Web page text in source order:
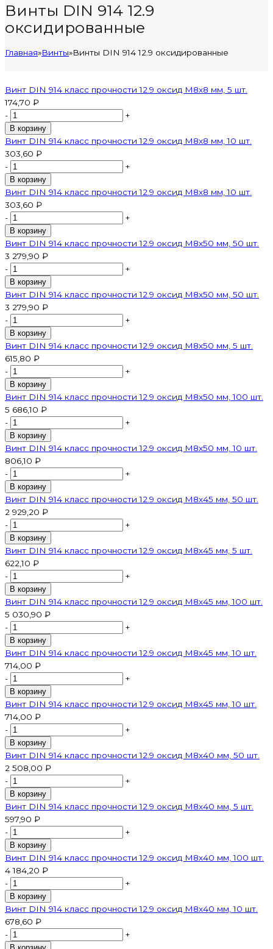
Винты DIN 914 12.9
оксидированные
Главная»Винты»Винты DIN 914 12.9 оксидированные
Винт DIN 914 класс прочности 12.9 оксид M8х8 мм, 5 шт.
174,70 ₽
-
+
В корзину
Винт DIN 914 класс прочности 12.9 оксид M8х8 мм, 10 шт.
303,60 ₽
-
+
В корзину
Винт DIN 914 класс прочности 12.9 оксид M8х8 мм, 10 шт.
303,60 ₽
-
+
В корзину
Винт DIN 914 класс прочности 12.9 оксид M8х50 мм, 50 шт.
3 279,90 ₽
-
+
В корзину
Винт DIN 914 класс прочности 12.9 оксид M8х50 мм, 50 шт.
3 279,90 ₽
-
+
В корзину
Винт DIN 914 класс прочности 12.9 оксид M8х50 мм, 5 шт.
615,80 ₽
-
+
В корзину
Винт DIN 914 класс прочности 12.9 оксид M8х50 мм, 100 шт.
5 686,10 ₽
-
+
В корзину
Винт DIN 914 класс прочности 12.9 оксид M8х50 мм, 10 шт.
806,10 ₽
-
+
В корзину
Винт DIN 914 класс прочности 12.9 оксид M8х45 мм, 50 шт.
2 929,20 ₽
-
+
В корзину
Винт DIN 914 класс прочности 12.9 оксид M8х45 мм, 5 шт.
622,10 ₽
-
+
В корзину
Винт DIN 914 класс прочности 12.9 оксид M8х45 мм, 100 шт.
5 030,90 ₽
-
+
В корзину
Винт DIN 914 класс прочности 12.9 оксид M8х45 мм, 10 шт.
714,00 ₽
-
+
В корзину
Винт DIN 914 класс прочности 12.9 оксид M8х45 мм, 10 шт.
714,00 ₽
-
+
В корзину
Винт DIN 914 класс прочности 12.9 оксид M8х40 мм, 50 шт.
2 508,00 ₽
-
+
В корзину
Винт DIN 914 класс прочности 12.9 оксид M8х40 мм, 5 шт.
597,90 ₽
-
+
В корзину
Винт DIN 914 класс прочности 12.9 оксид M8х40 мм, 100 шт.
4 184,20 ₽
-
+
В корзину
Винт DIN 914 класс прочности 12.9 оксид M8х40 мм, 10 шт.
678,60 ₽
-
+